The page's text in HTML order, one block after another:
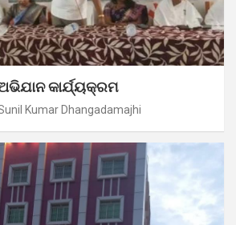
କାର୍ଯ୍ୟକ୍ରମ
Kumar Dhangadamajhi